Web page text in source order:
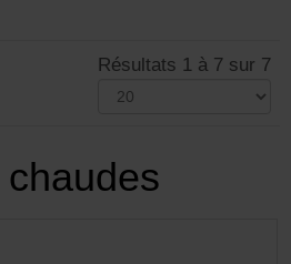
Résultats 1 à 7 sur 7